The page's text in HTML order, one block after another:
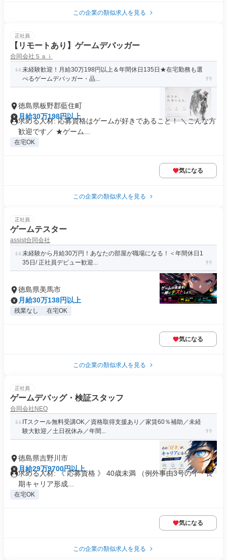
この企業の類似求人を見る
正社員
【リモートあり】ゲームデバッガー
合同会社Ｓａｉ
未経験歓迎！月給30万198円以上＆年間休日135日★在宅勤務も選
べるゲームデバッガー・品...
徳島県板野郡藍住町
月給30万198円以上
求める人材: 応募資格はゲームが好きであること！ ＼こんな方
歓迎です／ ★ゲーム...
在宅OK
気になる
この企業の類似求人を見る
正社員
ゲームテスター
assist合同会社
未経験から月給30万円！あなたの部屋が職場になる！＜年間休日1
35日/ 正社員デビュー歓迎...
徳島県美馬市
月給30万138円以上
残業なし 在宅OK
気になる
この企業の類似求人を見る
正社員
ゲームデバッグ・検証スタッフ
合同会社NEO
ITスクール無料受講OK／資格取得支援あり／家賃60％補助／未経
験大歓迎／土日祝休み／年間...
徳島県吉野川市
月給29万9700円以上
求める人材: 《 応募資格 》 40歳未満 （例外事由3号のイ・長
期キャリア形成...
在宅OK
気になる
この企業の類似求人を見る